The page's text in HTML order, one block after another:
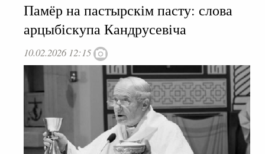
Памёр на пастырскім пасту: слова
арцыбіскупа Кандрусевіча
10.02.2026 12:15